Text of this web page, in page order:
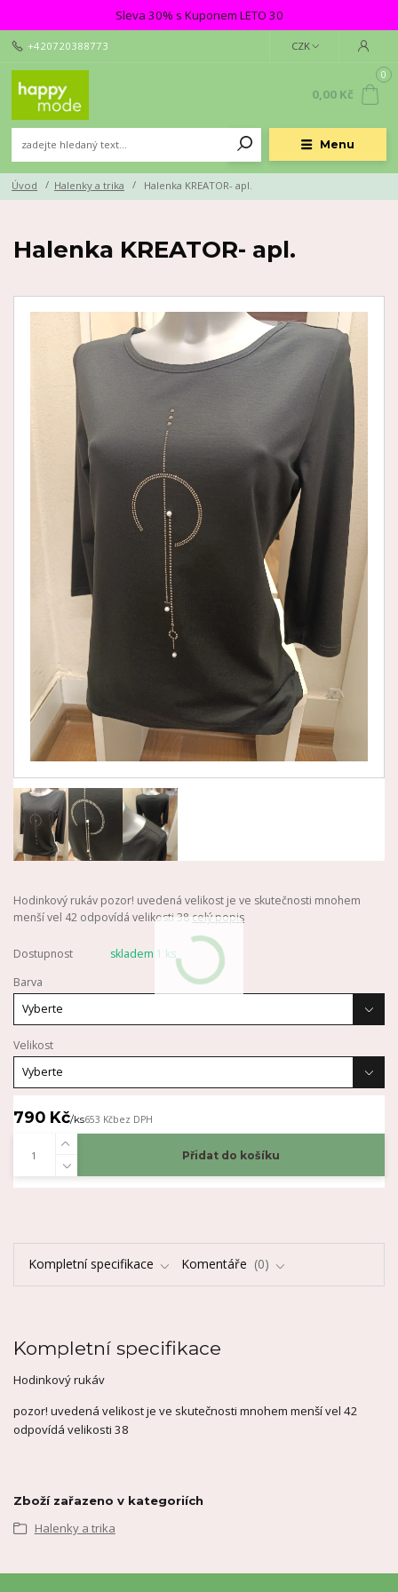
Sleva 30% s Kuponem LETO 30
Menu
CZK
+420720388773
0
0,00 Kč
Úvod Halenky a trika Halenka KREATOR- apl.
Halenka KREATOR- apl.
Hodinkový rukáv pozor! uvedená velikost je ve skutečnosti mnohem
menší vel 42 odpovídá velikosti 38 celý popis
Dostupnost
skladem 1 ks
Barva
Velikost
790 Kč/ks653 Kčbez DPH
Přidat do košíku
Kompletní specifikace Komentáře 0
Kompletní specifikace
Hodinkový rukáv
pozor! uvedená velikost je ve skutečnosti mnohem menší vel 42
odpovídá velikosti 38
Zboží zařazeno v kategoriích
Halenky a trika